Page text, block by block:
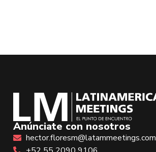
Anúnciate con nosotros
hector.floresm@latammeetings.com